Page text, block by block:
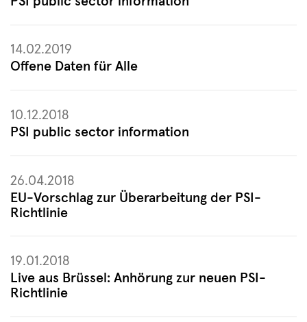
Offene Daten für Alle
14.02.2019
PSI public sector information
10.12.2018
EU-Vorschlag zur Überarbeitung der PSI-
Richtlinie
26.04.2018
Live aus Brüssel: Anhörung zur neuen PSI-
Richtlinie
19.01.2018